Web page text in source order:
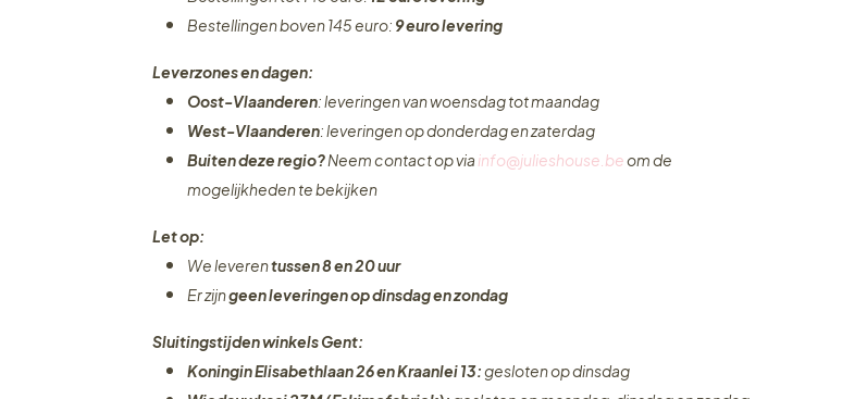
Bestellingen boven 145 euro: 9 euro levering
Leverzones en dagen:
Oost-Vlaanderen: leveringen van woensdag tot maandag
West-Vlaanderen: leveringen op donderdag en zaterdag
Buiten deze regio?Neem contact op via info@julieshouse.beom de
mogelijkheden te bekijken
Let op:
We leverentussen 8 en 20 uur
Er zijngeen leveringenop dinsdag en zondag
Sluitingstijden winkels Gent:
Koningin Elisabethlaan 26 en Kraanlei 13:gesloten op dinsdag